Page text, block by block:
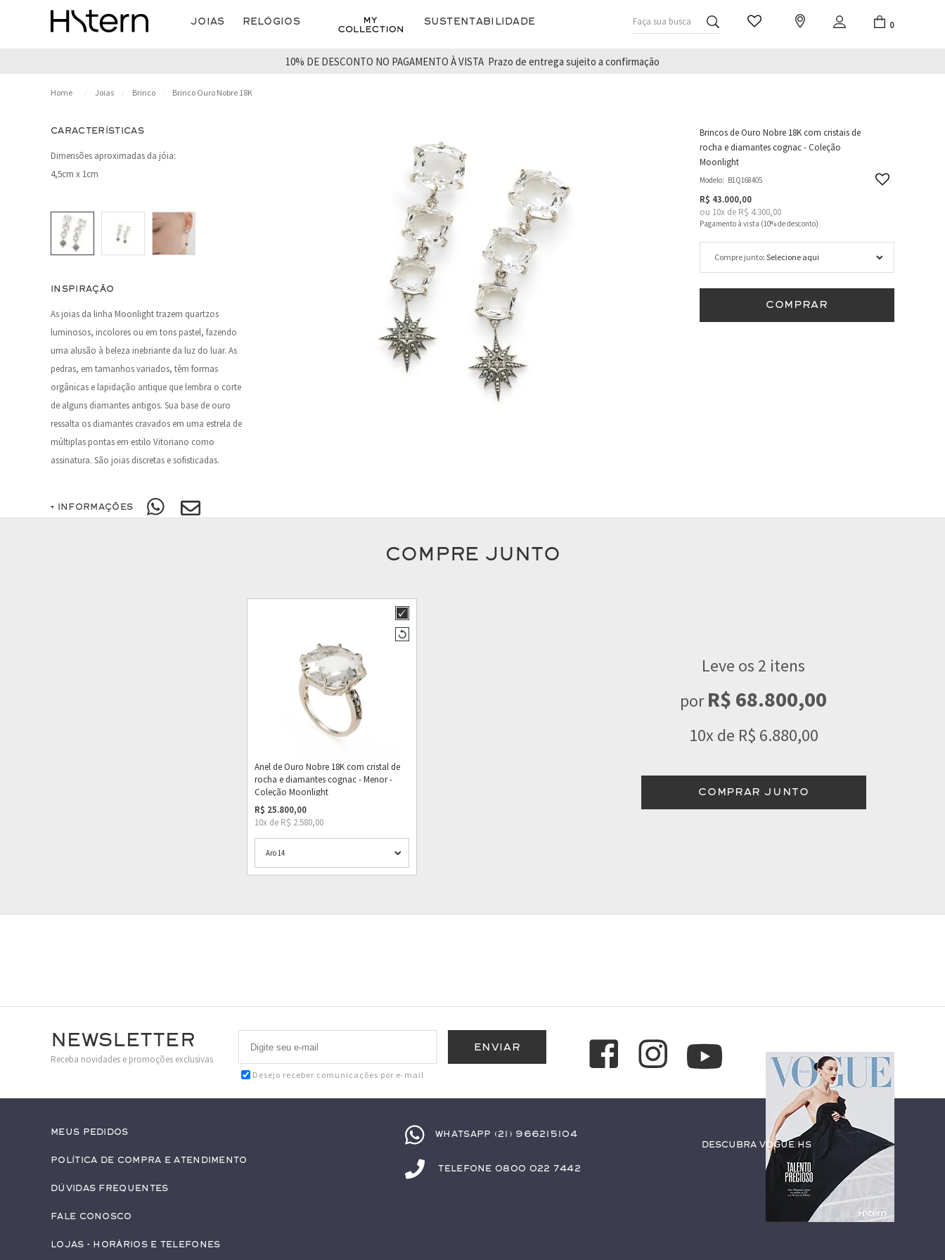
Joias Relógios Sustentabilidade Faça sua busca 0
10% DE DESCONTO NO PAGAMENTO À VISTA Prazo de entrega sujeito a confirmação
Joias Brinco Brinco Ouro Nobre 18K
Brincos de Ouro Nobre 18K com cristais de
rocha e diamantes cognac - Coleção
Moonlight
Modelo: B1Q168405
R$ 43.000,00
ou 10xde R$ 4.300,00
Compre junto
COMPRAR
CARACTERÍSTICAS
Dimensões aproximadas da jóia:
4,5cm x 1cm
INSPIRAÇÃO
As joias da linha Moonlight trazem quartzos
luminosos, incolores ou em tons pastel, fazendo
uma alusão à beleza inebriante da luz do luar. As
pedras, em tamanhos variados, têm formas
orgânicas e lapidação antique que lembra o corte
de alguns diamantes antigos. Sua base de ouro
ressalta os diamantes cravados em uma estrela de
múltiplas pontas em estilo Vitoriano como
assinatura. São joias discretas e sofisticadas.
+ INFORMAÇÕES
COMPRE JUNTO
Anel de Ouro Nobre 18K com cristal de
rocha e diamantes cognac - Menor -
Coleção Moonlight
R$ 25.800,00
10x de R$ 2.580,00
Aro 14
Leve os 2 itens
porR$ 68.800,00
10x de R$ 6.880,00
COMPRAR JUNTO
Newsletter
Receba novidades e promoções exclusivas
Desejo receber comunicações por e-mail
Meus pedidos
Política de Compra e Atendimento
Dúvidas Frequentes
Fale conosco
Lojas - Horários e Telefones
Whatsapp (21) 966215104
Telefone 0800 022 7442
Descubra Vogue HS